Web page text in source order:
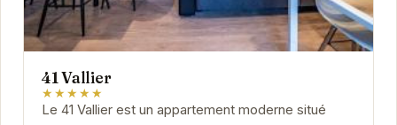
41 Vallier
★★★★★
Le 41 Vallier est un appartement moderne situé